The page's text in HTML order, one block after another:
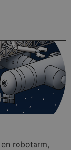
robotarm,